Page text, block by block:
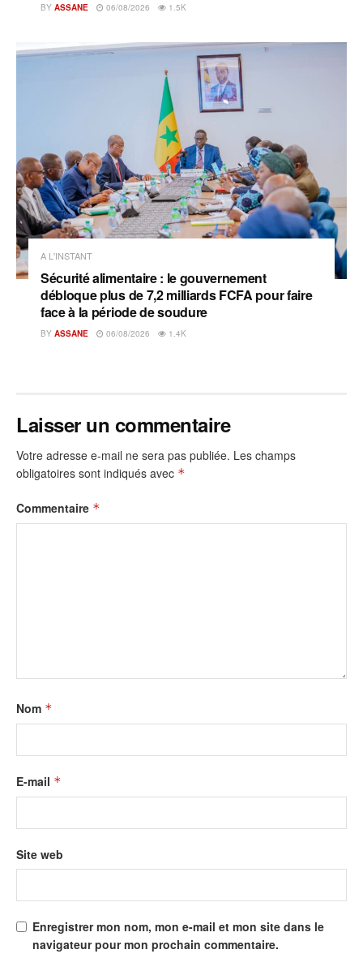
BY ASSANE 06/08/2026 1.5K
A L'INSTANT
Sécurité alimentaire : le gouvernement
débloque plus de 7,2 milliards FCFA pour faire
face à la période de soudure
BY ASSANE 06/08/2026 1.4K
Laisser un commentaire
Votre adresse e-mail ne sera pas publiée. Les champs
obligatoires sont indiqués avec *
Commentaire *
Nom *
E-mail *
Site web
Enregistrer mon nom, mon e-mail et mon site dans le
navigateur pour mon prochain commentaire.